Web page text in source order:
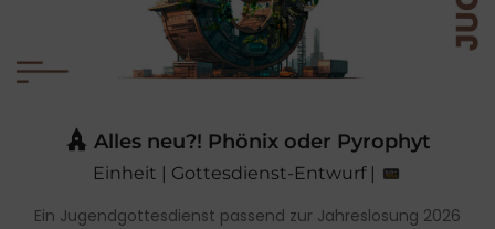
Alles neu?! Phönix oder Pyrophyt
Einheit | Gottesdienst-Entwurf |
Ein Jugendgottesdienst passend zur Jahreslosung 2026